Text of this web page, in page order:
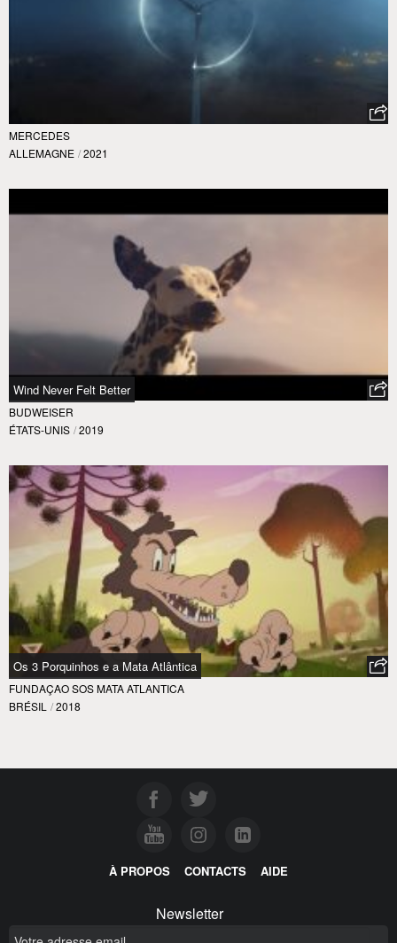
MERCEDES
ALLEMAGNE / 2021
Wind Never Felt Better
BUDWEISER
ÉTATS-UNIS / 2019
Os 3 Porquinhos e a Mata Atlântica
FUNDAÇAO SOS MATA ATLANTICA
BRÉSIL / 2018
À PROPOS CONTACTS AIDE
Newsletter